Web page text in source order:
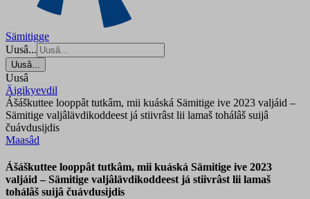
Sämitigge
Uusâ...
Uusâ...
Uusâ
Äigikyevdil
Ášáškuttee looppât tutkâm, mii kuáská Sämitige ive 2023 valjáid –
Sämitige valjâlävdikoddeest já stiivrâst lii lamaš tohálâš suijâ
čuávdusijdis
Maasâd
Ášáškuttee looppât tutkâm, mii kuáská Sämitige ive 2023
valjáid – Sämitige valjâlävdikoddeest já stiivrâst lii lamaš
tohálâš suijâ čuávdusijdis